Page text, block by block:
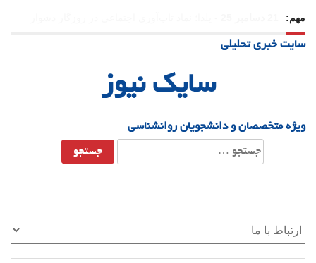
مهم:
داریم؟
سایت خبری تحلیلی
سایک نیوز
ویژه متخصصان و دانشجویان روانشناسی
جستجو
برای: